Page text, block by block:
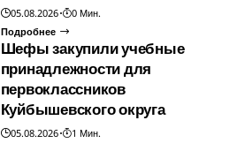
05.08.2026
0 Мин.
Подробнее
Шефы закупили учебные
принадлежности для
первоклассников
Куйбышевского округа
05.08.2026
1 Мин.